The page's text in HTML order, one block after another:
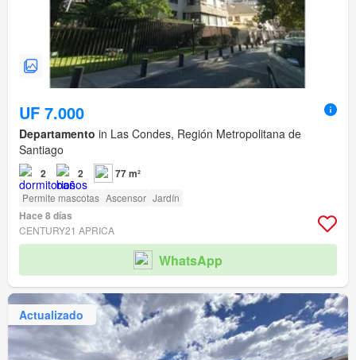
UF 7.000
Departamento in Las Condes, Región Metropolitana de
Santiago
2 2 77 m²
Permite mascotas Ascensor Jardín
Hace 8 días
CENTURY21 APRICA
WhatsApp
Actualizado